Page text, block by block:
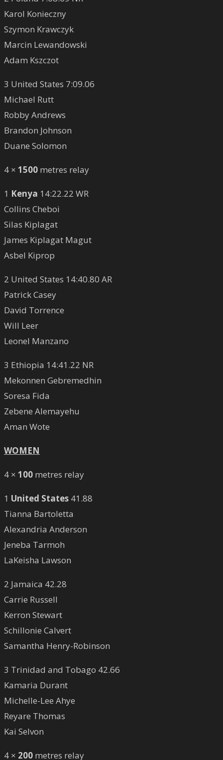
Karol Konieczny
Szymon Krawczyk
Marcin Lewandowski
Adam Kszczot
3 United States 7:09.06
Michael Rutt
Robby Andrews
Brandon Johnson
Duane Solomon
4 × 1500 metres relay
1 Kenya 14:22.22 WR
Collins Cheboi
Silas Kiplagat
James Kiplagat Magut
Asbel Kiprop
2 United States 14:40.80 AR
Patrick Casey
David Torrence
Will Leer
Leonel Manzano
3 Ethiopia 14:41.22 NR
Mekonnen Gebremedhin
Soresa Fida
Zebene Alemayehu
Aman Wote
WOMEN
4 × 100 metres relay
1 United States 41.88
Tianna Bartoletta
Alexandria Anderson
Jeneba Tarmoh
LaKeisha Lawson
2 Jamaica 42.28
Carrie Russell
Kerron Stewart
Schillonie Calvert
Samantha Henry-Robinson
3 Trinidad and Tobago 42.66
Kamaria Durant
Michelle-Lee Ahye
Reyare Thomas
Kai Selvon
4 × 200 metres relay